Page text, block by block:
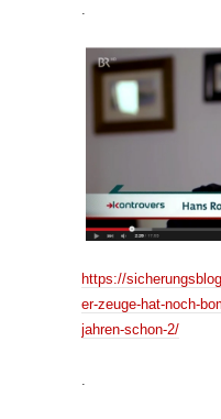
.
https://
er-zeuge-hat-noch-
jahren-schon-2/
.